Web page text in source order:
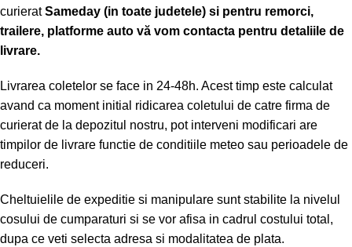
curieratSameday (in toate judetele) si pentru remorci,
trailere, platforme auto vă vom contacta pentru detaliile de
livrare.
Livrarea coletelor se face in 24-48h. Acest timp este calculat
avand ca moment initial ridicarea coletului de catre firma de
curierat de la depozitul nostru, pot interveni modificari are
timpilor de livrare functie de conditiile meteo sau perioadele de
reduceri.
Cheltuielile de expeditie si manipulare sunt stabilite la nivelul
cosului de cumparaturi si se vor afisa in cadrul costului total,
dupa ce veti selecta adresa si modalitatea de plata.